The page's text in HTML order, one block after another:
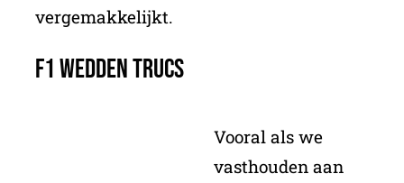
vergemakkelijkt.
F1 Wedden Trucs
Vooral als we
vasthouden aan